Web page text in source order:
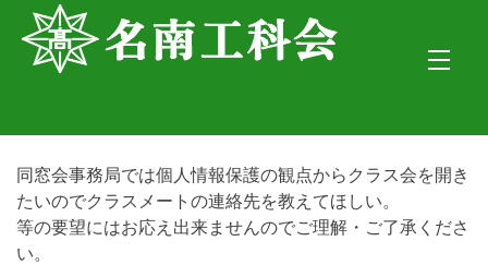
Skip
content
同窓会事務局では個人情報保護の観点からクラス会を開き
たいのでクラスメートの連絡先を教えてほしい。
等の要望にはお応え出来ませんのでご理解・ご了承くださ
い。